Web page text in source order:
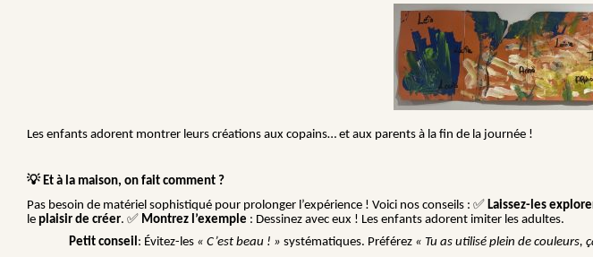
Les enfants adorent montrer leurs créations aux copains… et aux parents à la fin de la journée !
💡Et à la maison, on fait comment ?
Pas besoin de matériel sophistiqué pour prolonger l’expérience ! Voici nos conseils : ✅ Laissez-les
le plaisir de créer. ✅ Montrez l’exemple : Dessinez avec eux ! Les enfants adorent imiter les adultes.
Petit conseil: Évitez-les « C’est beau ! » systématiques. Préférez « Tu as utilisé plein de couleurs,